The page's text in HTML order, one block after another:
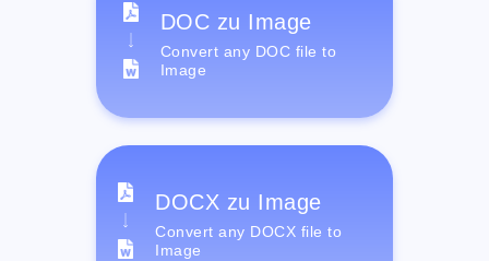
DOC zu Image
Convert any DOC file to
Image
DOCX zu Image
Convert any DOCX file to
Image